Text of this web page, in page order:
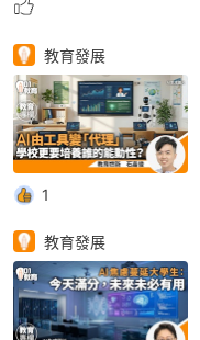
教育發展
1
教育發展